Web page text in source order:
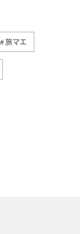
旅マエ